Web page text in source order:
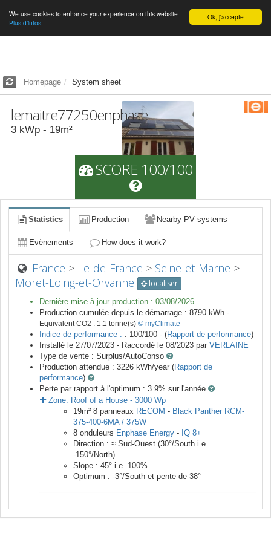
English Ok, j'accepte
We use cookies to enhance your experience on this website
Plus d'infos.
Homepage System sheet
lemaitre77250enphase
3 kWp - 19m²
SCORE 100/100
Statistics Production Nearby PV systems
Evènements How does it work?
France > Ile-de-France > Seine-et-Marne >
Moret-Loing-et-Orvanne
localiser
Dernière mise à jour production : 03/08/2026
Production cumulée depuis le démarrage : 8790 kWh -
Equivalent CO2 : 1.1 tonne(s) © myClimate
Indice de performance : : 100/100 - (Rapport de performance)
Installé le 27/07/2023 - Raccordé le 08/2023 par VERLAINE
Type de vente : Surplus/AutoConso
Production attendue : 3226 kWh/year (Rapport de
performance)
Perte par rapport à l'optimum : 3.9% sur l'année
Zone: Roof of a House - 3000 Wp
19m² 8 panneaux RECOM - Black Panther RCM-
375-400-6MA / 375W
8 onduleurs Enphase Energy - IQ 8+
Direction : ≈ Sud-Ouest (30°/South i.e.
-150°/North)
Slope : 45° i.e. 100%
Optimum : -3°/South et pente de 38°